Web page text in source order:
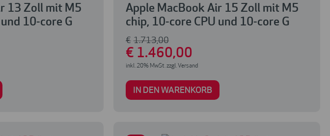
13 Zoll mit M5
10-core G
Apple MacBook Air 15 Zoll mit M5
chip, 10-core CPU und 10-core G
€ 1.713,00
€ 1.460,00
inkl. 20% MwSt. zzgl. Versand
IN DEN WARENKORB